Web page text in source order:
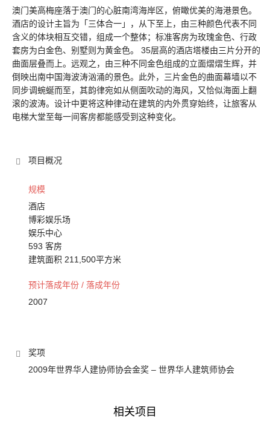
澳门美高梅座落于澳门的心脏南湾海岸区，俯瞰优美的海港景色。
酒店的设计主旨为「三体合一」，从下至上，由三种颜色代表不同
含义的体块相互交错，组成一个整体；标准客房为玫瑰金色、行政
套房为白金色、别墅则为黄金色。 35层高的酒店塔楼由三片分开的
曲面层叠而上。远观之，由三种不同金色组成的立面熠熠生辉，并
倒映出南中国海波涛汹涌的景色。此外，三片金色的曲面幕墙以不
同步调蜿蜒而至，其韵律宛如从侧面吹动的海风，又恰似海面上翻
滚的波涛。设计中更将这种律动在建筑的内外贯穿始终，让旅客从
电梯大堂至每一间客房都能感受到这种变化。
项目概况
规模
酒店
博彩娱乐场
娱乐中心
593 客房
建筑面积 211,500平方米
预计落成年份 / 落成年份
2007
奖项
2009年世界华人建协师协会金奖 – 世界华人建筑师协会
相关项目